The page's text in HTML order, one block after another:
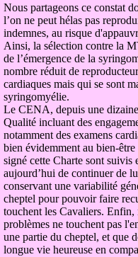
Nous partageons ce constat
l’on ne peut hélas pas
indemnes, au risque
Ainsi, la sélection contre la
de l’émergence de la
nombre réduit de
cardiaques mais qui se sont
syringomyélie.
Le CENA, depuis une
Qualité incluant des
notamment des examens
bien évidemment au bien-
signé cette Charte sont suivis
aujourd’hui de continuer de
conservant une variabilité
cheptel pour pouvoir faire
touchent les Cavaliers. Enfin,
problèmes ne touchent pas
une partie du cheptel, et que
longue vie heureuse en